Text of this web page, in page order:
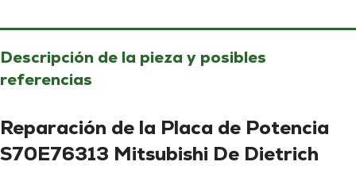
Descripción de la pieza y posibles
referencias
Reparación de la Placa de Potencia
S70E76313 Mitsubishi De Dietrich